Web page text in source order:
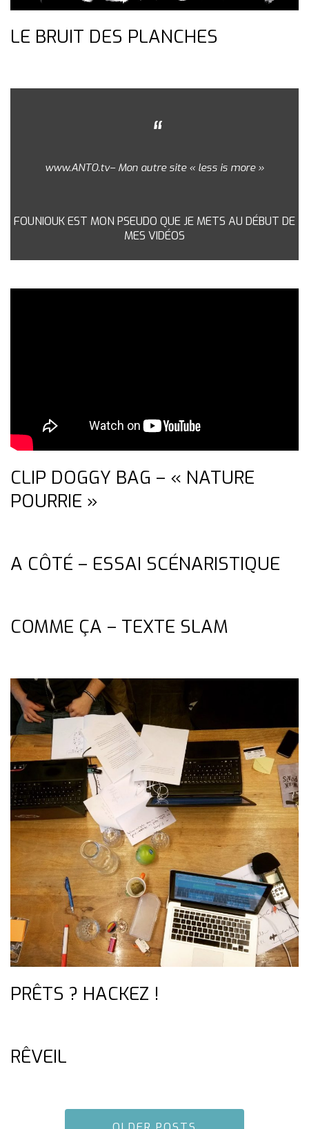
LE BRUIT DES PLANCHES
www.ANTO.tv– Mon autre site « less is more »
FOUNIOUK EST MON PSEUDO QUE JE METS AU DÉBUT DE
MES VIDÉOS
CLIP DOGGY BAG – « NATURE
POURRIE »
A CÔTÉ – ESSAI SCÉNARISTIQUE
COMME ÇA – TEXTE SLAM
PRÊTS ? HACKEZ !
RÊVEIL